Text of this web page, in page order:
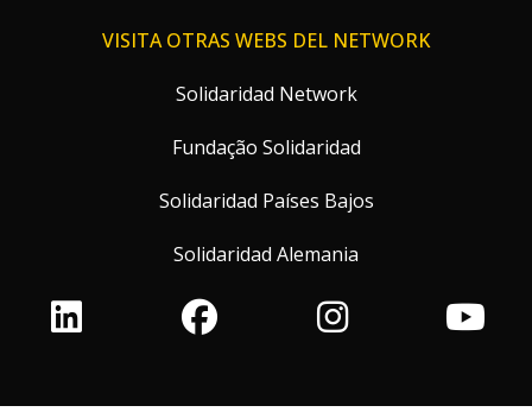
VISITA OTRAS WEBS DEL NETWORK
Solidaridad Network
Fundação Solidaridad
Solidaridad Países Bajos
Solidaridad Alemania